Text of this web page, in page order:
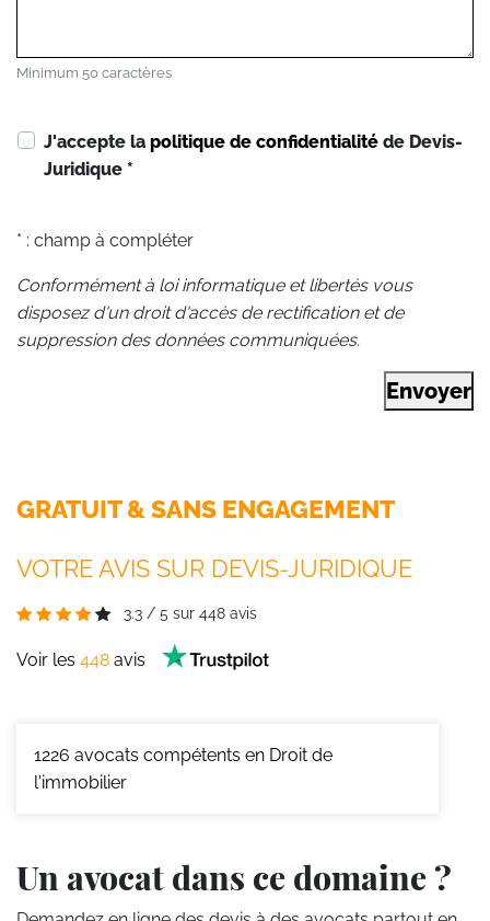
Minimum 50 caractères
J'accepte la politique de confidentialité de Devis-
Juridique *
* : champ à compléter
Conformément à loi informatique et libertés vous
disposez d'un droit d'accès de rectification et de
suppression des données communiquées.
Envoyer
GRATUIT & SANS ENGAGEMENT
VOTRE AVIS SUR DEVIS-JURIDIQUE
3.3 / 5 sur 448 avis
Voir les 448 avis
1226 avocats compétents en Droit de
l'immobilier
Un avocat dans ce domaine ?